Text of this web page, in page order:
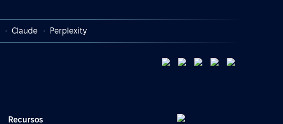
Claude Perplexity
Recursos